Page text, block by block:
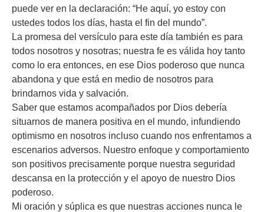
puede ver en la declaración: “He aquí, yo estoy con
ustedes todos los días, hasta el fin del mundo”.
La promesa del versículo para este día también es para
todos nosotros y nosotras; nuestra fe es válida hoy tanto
como lo era entonces, en ese Dios poderoso que nunca
abandona y que está en medio de nosotros para
brindarnos vida y salvación.
Saber que estamos acompañados por Dios debería
situarnos de manera positiva en el mundo, infundiendo
optimismo en nosotros incluso cuando nos enfrentamos a
escenarios adversos. Nuestro enfoque y comportamiento
son positivos precisamente porque nuestra seguridad
descansa en la protección y el apoyo de nuestro Dios
poderoso.
Mi oración y súplica es que nuestras acciones nunca le